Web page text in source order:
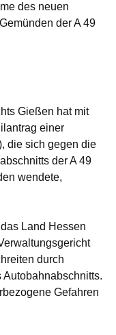
des neuen
der A 49
Gießen hat mit
einer
die sich gegen die
der A 49
wendete,
Land Hessen
durch
Gefahren